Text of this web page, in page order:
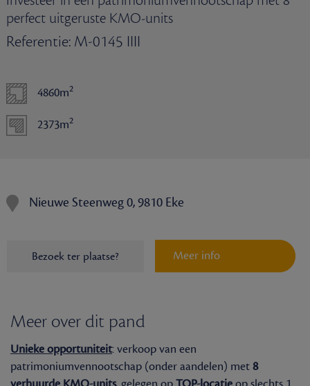
perfect uitgeruste KMO-units
Referentie: M-0145 IIII
4860m2
2373m2
Nieuwe Steenweg 0, 9810 Eke
Bezoek ter plaatse? Meer info
Meer over dit pand
Unieke opportuniteit: verkoop van een
patrimoniumvennootschap (onder aandelen) met8